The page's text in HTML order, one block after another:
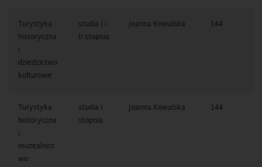
Turystyka
historyczna
i
dziedzictwo
kulturowe
studia I i
II stopnia
Joanna Kowalska 144
Turystyka
historyczna
i
muzealnict
wo
studia I
stopnia
Joanna Kowalska 144